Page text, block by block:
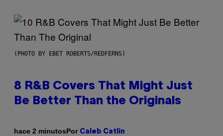
(PHOTO BY EBET ROBERTS/REDFERNS)
8 R&B Covers That Might Just
Be Better Than the Originals
hace 2 minutosPor Caleb Catlin